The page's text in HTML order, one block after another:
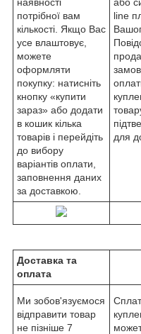
потрібної вам
кількості. Якщо Вас
усе влаштовує,
можете
оформляти
покупку: натисніть
кнопку «купити
зараз» або додати
в кошик кілька
товарів і перейдіть
до вибору
варіантів оплати,
заповнення даних
за доставкою.
line
для
Доставка та
оплата
Ми зобов'язуємося
відправити товар
не пізніше 7